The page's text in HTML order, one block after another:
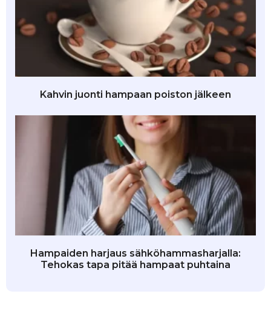
Kahvin juonti hampaan poiston jälkeen
Hampaiden harjaus sähköhammasharjalla:
Tehokas tapa pitää hampaat puhtaina